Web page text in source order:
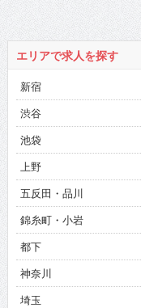
エリアで求人を探す
新宿
渋谷
池袋
上野
五反田・品川
錦糸町・小岩
都下
神奈川
埼玉